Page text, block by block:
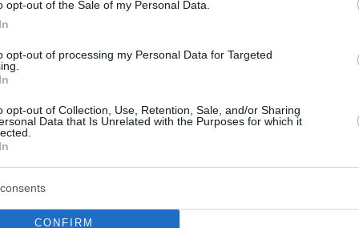
opt-out of the Sale of my Personal Data.
opt-out of processing my Personal Data for Targeted
opt-out of Collection, Use, Retention, Sale, and/or Sharing
Data that Is Unrelated with the Purposes for which it
CONFIRM
«χαστούκι» από τον Μπάιντεν
στο ραντεβού της
από τον «πλανητάρχη» στον Ταγίπ Ερντογάν -
των ανθρωπίνων δικαιωμάτων στην
την αμερικανική ενόχληση για την αγορά
την Άγκυρα - Στο τραπέζι η ανατολική Μεσόγειος,
εντάσεις